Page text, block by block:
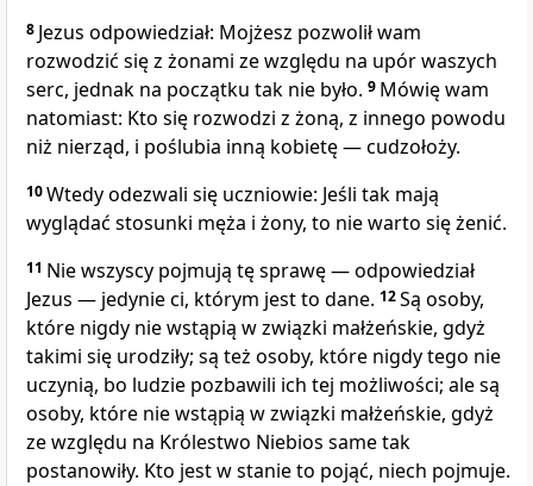
8 Jezus odpowiedział: Mojżesz pozwolił wam
rozwodzić się z żonami ze względu na upór waszych
serc, jednak na początku tak nie było. 9 Mówię wam
natomiast: Kto się rozwodzi z żoną, z innego powodu
niż nierząd, i poślubia inną kobietę — cudzołoży.
10Wtedy odezwali się uczniowie: Jeśli tak mają
wyglądać stosunki męża i żony, to nie warto się żenić.
11 Nie wszyscy pojmują tę sprawę — odpowiedział
Jezus — jedynie ci, którym jest to dane. 12Są osoby,
które nigdy nie wstąpią w związki małżeńskie, gdyż
takimi się urodziły; są też osoby, które nigdy tego nie
uczynią, bo ludzie pozbawili ich tej możliwości; ale są
osoby, które nie wstąpią w związki małżeńskie, gdyż
ze względu na Królestwo Niebios same tak
postanowiły. Kto jest w stanie to pojąć, niech pojmuje.